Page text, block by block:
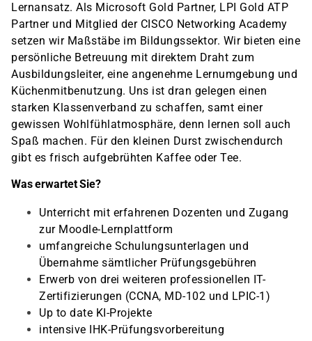
Lernansatz. Als Microsoft Gold Partner, LPI Gold ATP
Partner und Mitglied der CISCO Networking Academy
setzen wir Maßstäbe im Bildungssektor. Wir bieten eine
persönliche Betreuung mit direktem Draht zum
Ausbildungsleiter, eine angenehme Lernumgebung und
Küchenmitbenutzung. Uns ist dran gelegen einen
starken Klassenverband zu schaffen, samt einer
gewissen Wohlfühlatmosphäre, denn lernen soll auch
Spaß machen. Für den kleinen Durst zwischendurch
gibt es frisch aufgebrühten Kaffee oder Tee.
Was erwartet Sie?
Unterricht mit erfahrenen Dozenten und Zugang
zur Moodle-Lernplattform
umfangreiche Schulungsunterlagen und
Übernahme sämtlicher Prüfungsgebühren
Erwerb von drei weiteren professionellen IT-
Zertifizierungen (CCNA, MD-102 und LPIC-1)
Up to date KI-Projekte
intensive IHK-Prüfungsvorbereitung